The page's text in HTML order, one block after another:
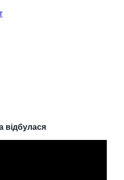
відбулася